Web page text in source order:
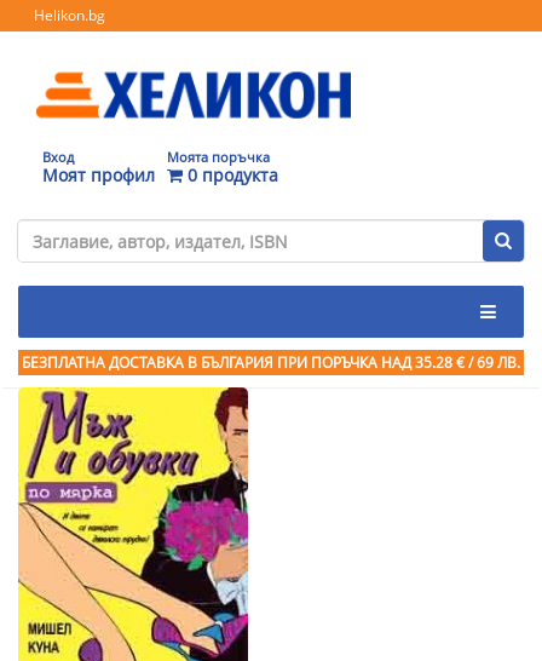
Helikon.bg
Вход
Моят профил
Моята поръчка
0 продукта
БЕЗПЛАТНА ДОСТАВКА В БЪЛГАРИЯ ПРИ ПОРЪЧКА НАД 35.28 € / 69 ЛВ.